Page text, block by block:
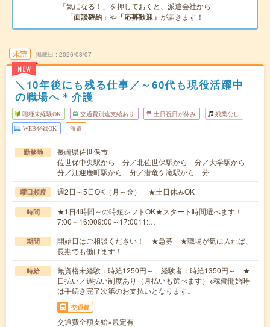
「気になる！」を押しておくと、派遣会社から
「面談確約」 や 「応募歓迎」 が届きます！
未読
NEW
掲載日 2026/08/07
＼10年後にも残る仕事／～60代も現役活躍中
の職場へ＊介護
職種未経験OK 交通費別途支給あり 土日祝日が休み 残業なし
WEB登録OK 派遣
勤務地
長崎県佐世保市
佐世保中央駅から---分／北佐世保駅から---分／大学駅から---
分／江迎鹿町駅から---分／潜竜ケ滝駅から---分
曜日頻度 週2日～5日OK（月～金） ★土日休みOK
時間
★1日4時間～の時短シフトOK★スタート時間選べます！
7:00～16:009:00～17:0011:…
期間
開始日はご相談ください！ ★急募 ★職場が気に入れば、
長期でも働けます！
時給
無資格未経験：時給1250円～ 経験者：時給1350円～ ★
日払い／週払い制度あり（月払いも選べます）※稼働開始時
は手続き完了次第のお支払いとなります。
交通費
交通費全額支給※規定有